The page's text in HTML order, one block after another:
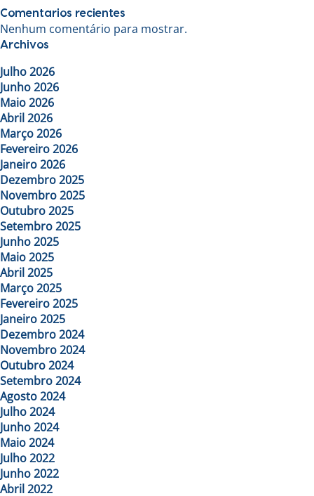
Comentarios recientes
Nenhum comentário para mostrar.
Archivos
Julho 2026
Junho 2026
Maio 2026
Abril 2026
Março 2026
Fevereiro 2026
Janeiro 2026
Dezembro 2025
Novembro 2025
Outubro 2025
Setembro 2025
Junho 2025
Maio 2025
Abril 2025
Março 2025
Fevereiro 2025
Janeiro 2025
Dezembro 2024
Novembro 2024
Outubro 2024
Setembro 2024
Agosto 2024
Julho 2024
Junho 2024
Maio 2024
Julho 2022
Junho 2022
Abril 2022